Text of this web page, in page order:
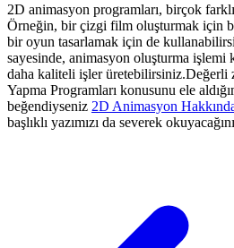
2D animasyon programları, birçok
Örneğin, bir çizgi film oluşturmak için
bir oyun tasarlamak için de
sayesinde, animasyon oluşturma işlemi
daha kaliteli işler üretebilirsiniz.Değerli
Yapma Programları konusunu ele
beğendiyseniz 2D Animasyon
başlıklı yazımızı da severek